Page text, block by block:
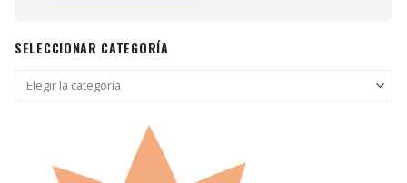
SELECCIONAR CATEGORÍA
Seleccionar
categoría